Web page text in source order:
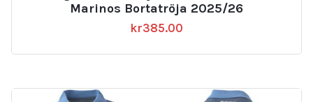
Marinos Bortatröja 2025/26
kr385.00